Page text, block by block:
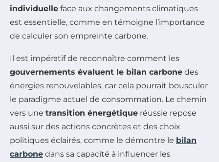
individuelle face aux changements climatiques
est essentielle, comme en témoigne l’importance
de calculer son empreinte carbone.
Il est impératif de reconnaître comment les
gouvernements évaluent le bilan carbone des
énergies renouvelables, car cela pourrait bousculer
le paradigme actuel de consommation. Le chemin
vers une transition énergétique réussie repose
aussi sur des actions concrètes et des choix
politiques éclairés, comme le démontre le bilan
carbone dans sa capacité à influencer les